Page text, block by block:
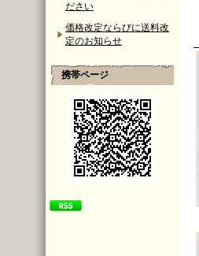
ださい
価格改定ならびに送料改
定のお知らせ
携帯ページ